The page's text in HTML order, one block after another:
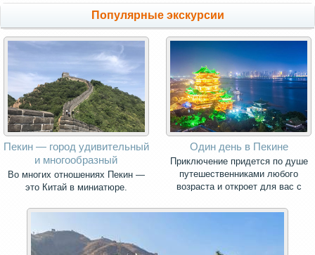
Популярные экскурсии
Пекин — город удивительный
и многообразный
Во многих отношениях Пекин —
это Китай в миниатюре.
Один день в Пекине
Приключение придется по душе
путешественниками любого
возраста и откроет для вас с